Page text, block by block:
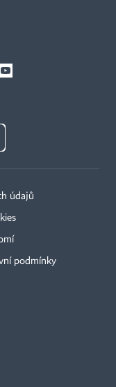
údajů
podmínky